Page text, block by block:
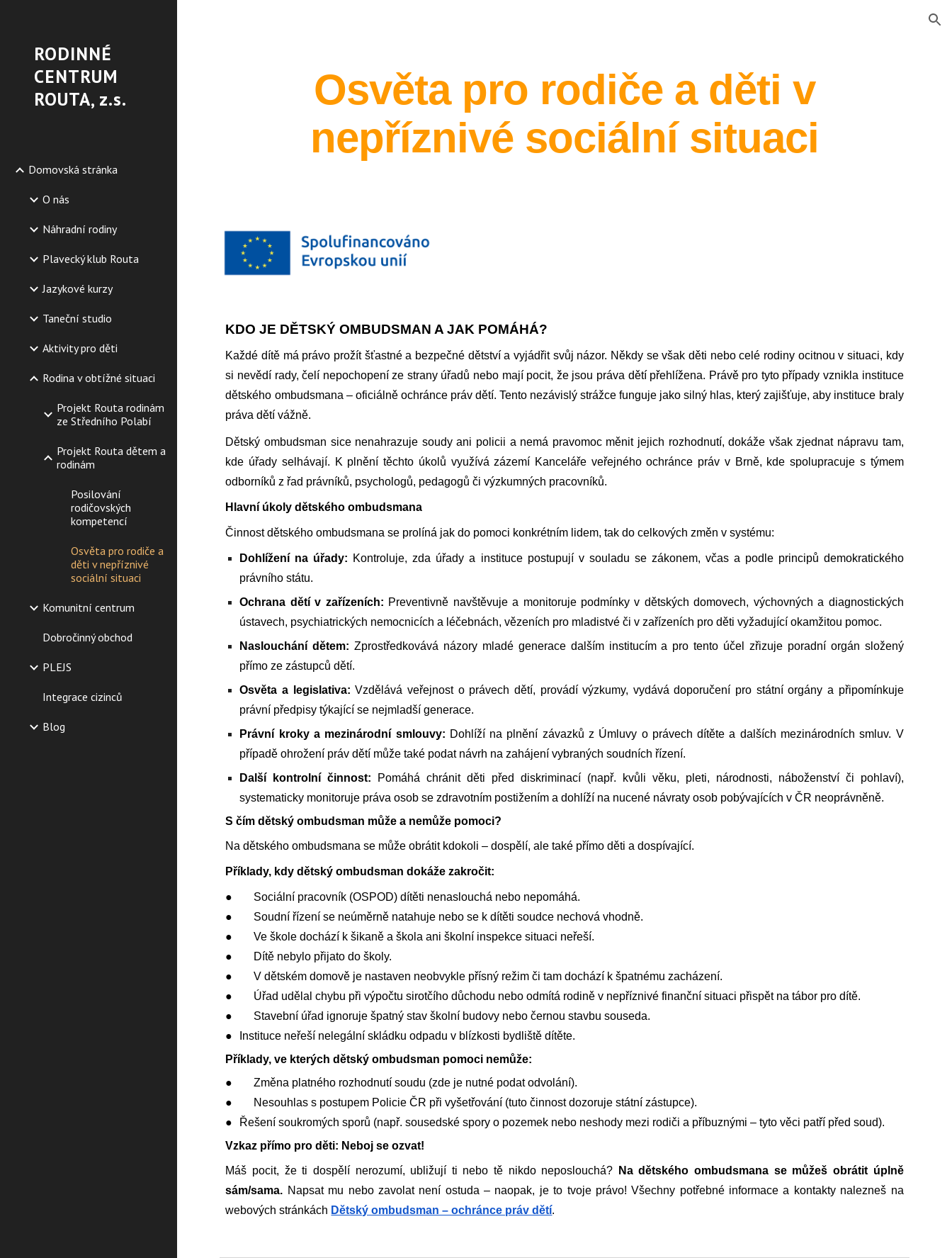
RODINNÉ
CENTRUM
ROUTA, z.s.
Domovská stránka
O nás
Náhradní rodiny
Plavecký klub Routa
Jazykové kurzy
Taneční studio
Aktivity pro děti
Rodina v obtížné situaci
Projekt Routa rodinám
ze Středního Polabí
Projekt Routa dětem a
rodinám
Posilování
rodičovských
kompetencí
Osvěta pro rodiče a
děti v nepříznivé
sociální situaci
Komunitní centrum
Dobročinný obchod
PLEJS
Integrace cizinců
Blog
Osvěta pro rodiče a děti v
nepříznivé sociální situaci
KDO JE DĚTSKÝ OMBUDSMAN A JAK POMÁHÁ?
Každé dítě má právo prožít šťastné a bezpečné dětství a vyjádřit svůj názor. Někdy se však děti nebo celé rodiny ocitnou v situaci, kdy
si nevědí rady, čelí nepochopení ze strany úřadů nebo mají pocit, že jsou práva dětí přehlížena. Právě pro tyto případy vznikla instituce
dětského ombudsmana – oficiálně ochránce práv dětí. Tento nezávislý strážce funguje jako silný hlas, který zajišťuje, aby instituce braly
práva dětí vážně.
Dětský ombudsman sice nenahrazuje soudy ani policii a nemá pravomoc měnit jejich rozhodnutí, dokáže však zjednat nápravu tam,
kde úřady selhávají. K plnění těchto úkolů využívá zázemí Kanceláře veřejného ochránce práv v Brně, kde spolupracuje s týmem
odborníků z řad právníků, psychologů, pedagogů či výzkumných pracovníků.
Hlavní úkoly dětského ombudsmana
Činnost dětského ombudsmana se prolíná jak do pomoci konkrétním lidem, tak do celkových změn v systému:
Dohlížení na úřady: Kontroluje, zda úřady a instituce postupují v souladu se zákonem, včas a podle principů demokratického
právního státu.
Ochrana dětí v zařízeních: Preventivně navštěvuje a monitoruje podmínky v dětských domovech, výchovných a diagnostických
ústavech, psychiatrických nemocnicích a léčebnách, vězeních pro mladistvé či v zařízeních pro děti vyžadující okamžitou pomoc.
Naslouchání dětem: Zprostředkovává názory mladé generace dalším institucím a pro tento účel zřizuje poradní orgán složený
přímo ze zástupců dětí.
Osvěta a legislativa: Vzdělává veřejnost o právech dětí, provádí výzkumy, vydává doporučení pro státní orgány a připomínkuje
právní předpisy týkající se nejmladší generace.
Právní kroky a mezinárodní smlouvy: Dohlíží na plnění závazků z Úmluvy o právech dítěte a dalších mezinárodních smluv. V
případě ohrožení práv dětí může také podat návrh na zahájení vybraných soudních řízení.
Další kontrolní činnost: Pomáhá chránit děti před diskriminací (např. kvůli věku, pleti, národnosti, náboženství či pohlaví),
systematicky monitoruje práva osob se zdravotním postižením a dohlíží na nucené návraty osob pobývajících v ČR neoprávněně.
S čím dětský ombudsman může a nemůže pomoci?
Na dětského ombudsmana se může obrátit kdokoli – dospělí, ale také přímo děti a dospívající.
Příklady, kdy dětský ombudsman dokáže zakročit:
●
Sociální pracovník (OSPOD) dítěti nenaslouchá nebo nepomáhá.
●
Soudní řízení se neúměrně natahuje nebo se k dítěti soudce nechová vhodně.
●
Ve škole dochází k šikaně a škola ani školní inspekce situaci neřeší.
●
Dítě nebylo přijato do školy.
●
V dětském domově je nastaven neobvykle přísný režim či tam dochází k špatnému zacházení.
●
Úřad udělal chybu při výpočtu sirotčího důchodu nebo odmítá rodině v nepříznivé finanční situaci přispět na tábor pro dítě.
●
Stavební úřad ignoruje špatný stav školní budovy nebo černou stavbu souseda.
●
Instituce neřeší nelegální skládku odpadu v blízkosti bydliště dítěte.
Příklady, ve kterých dětský ombudsman pomoci nemůže:
●
Změna platného rozhodnutí soudu (zde je nutné podat odvolání).
●
Nesouhlas s postupem Policie ČR při vyšetřování (tuto činnost dozoruje státní zástupce).
●
Řešení soukromých sporů (např. sousedské spory o pozemek nebo neshody mezi rodiči a příbuznými – tyto věci patří před soud).
Vzkaz přímo pro děti: Neboj se ozvat!
Máš pocit, že ti dospělí nerozumí, ubližují ti nebo tě nikdo neposlouchá?
Na dětského ombudsmana se můžeš obrátit úplně
sám/sama. Napsat mu nebo zavolat není ostuda – naopak, je to tvoje právo! Všechny potřebné informace a kontakty nalezneš na
webových stránkách Dětský ombudsman – ochránce práv dětí.